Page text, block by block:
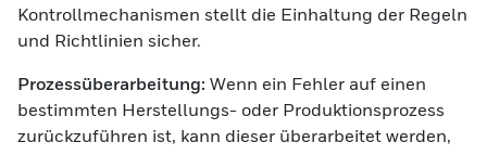
Kontrollmechanismen stellt die Einhaltung der Regeln
und Richtlinien sicher.
Prozessüberarbeitung: Wenn ein Fehler auf einen
bestimmten Herstellungs- oder Produktionsprozess
zurückzuführen ist, kann dieser überarbeitet werden,